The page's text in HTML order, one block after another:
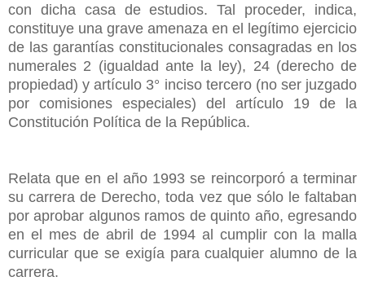
con dicha casa de estudios. Tal proceder, indica,
constituye una grave amenaza en el legítimo ejercicio
de las garantías constitucionales consagradas en los
numerales 2 (igualdad ante la ley), 24 (derecho de
propiedad) y artículo 3° inciso tercero (no ser juzgado
por comisiones especiales) del artículo 19 de la
Constitución Política de la República.
Relata que en el año 1993 se reincorporó a terminar
su carrera de Derecho, toda vez que sólo le faltaban
por aprobar algunos ramos de quinto año, egresando
en el mes de abril de 1994 al cumplir con la malla
curricular que se exigía para cualquier alumno de la
carrera.